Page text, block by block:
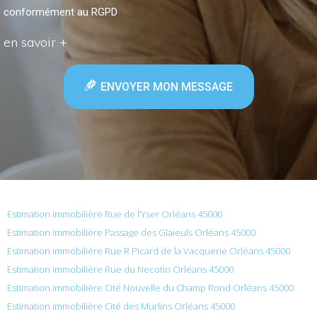
conformément au RGPD
en savoir +
ENVOYER MON MESSAGE
Estimation immobilière Rue de l’Yser Orléans 45000
Estimation immobilière Passage des Glaieuls Orléans 45000
Estimation immobilière Rue R Picard de la Vacquerie Orléans 45000
Estimation immobilière Rue du Necotin Orléans 45000
Estimation immobilière Cité Nouvelle du Champ Rond Orléans 45000
Estimation immobilière Cité des Murlins Orléans 45000